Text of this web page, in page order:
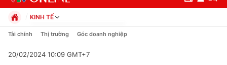
KINH TẾ
Chính trị
Pháp luật
Tài chính Thị trường Góc doanh nghiệp
20/02/2024 10:09 GMT+7